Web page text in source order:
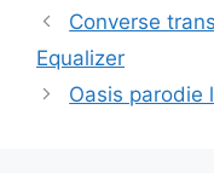
Converse
Equalizer
Oasis parodie